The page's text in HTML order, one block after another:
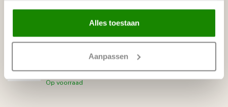
Alles toestaan
Aanpassen
set (4 stuks)
Grand Decor Deuromlijsting
D480 (94 x 33 mm)
polyurethaan, lengte 200 cm
Op voorraad